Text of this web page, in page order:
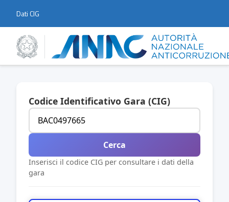
Dati CIG
Codice Identificativo Gara (CIG)
Cerca
Inserisci il codice CIG per consultare i dati della
gara